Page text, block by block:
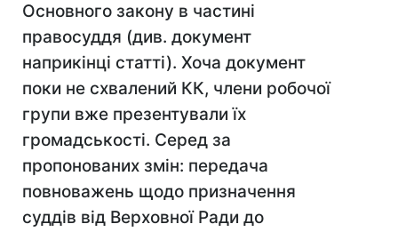
Основного закону в частині
правосуддя (див. документ
наприкінці статті). Хоча документ
поки не схвалений КК, члени робочої
групи вже презентували їх
громадськості. Серед за
пропонованих змін: передача
повноважень щодо призначення
суддів від Верховної Ради до